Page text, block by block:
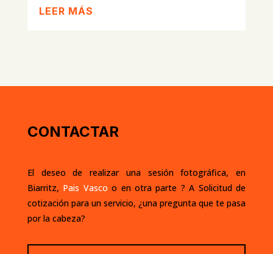
LEER MÁS
CONTACTAR
El deseo de realizar una sesión fotográfica, en
Biarritz, Pais Vasco o en otra parte ? A Solicitud de
cotizaciónpara un servicio, ¿una pregunta que te pasa
por la cabeza?